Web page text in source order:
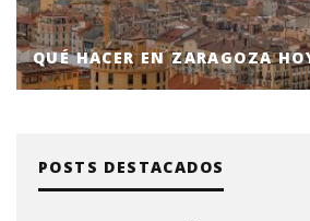
QUÉ HACER EN ZARAGOZA
POSTS DESTACADOS